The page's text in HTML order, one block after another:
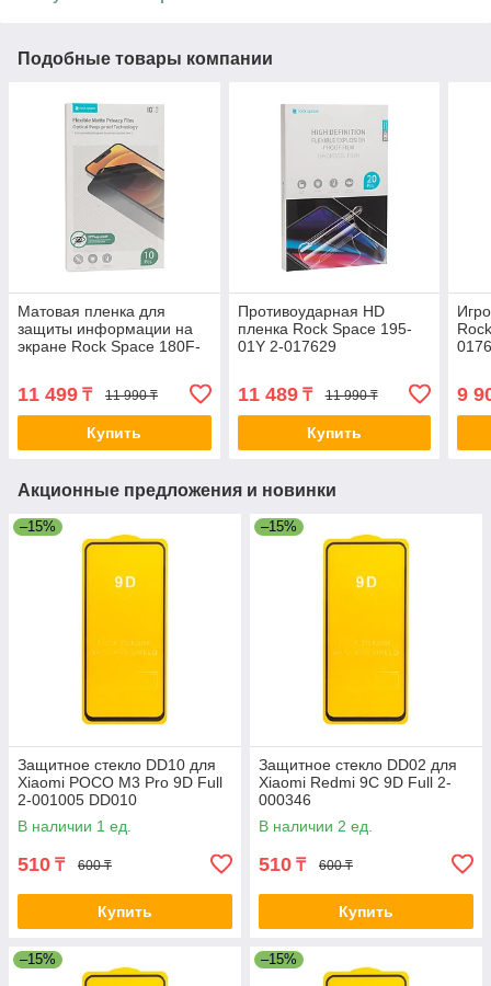
Подобные товары компании
Матовая пленка для
защиты информации на
экране Rock Space 180F-
11 499 ₸ 11 990 ₸
Купить
Противоударная HD
пленка Rock Space 195-
01Y 2-017629
11 489₸ 11 990 ₸
Купить
9
Акционные предложения и новинки
–15%
Защитное стекло DD10 для
Xiaomi POCO M3 Pro 9D Full
2-001005 DD010
В наличии 1 ед.
510 ₸ 600 ₸
Купить
–15%
Защитное стекло DD02 для
Xiaomi Redmi 9С 9D Full 2-
000346
В наличии 2 ед.
510 ₸ 600 ₸
Купить
–15% –15%